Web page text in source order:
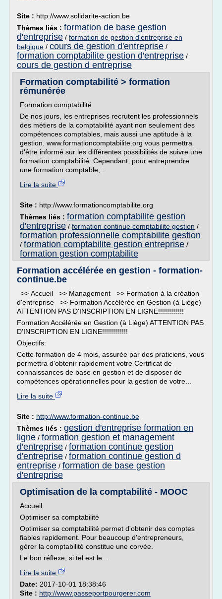
Site : http://www.solidarite-action.be
Thèmes liés : formation de base gestion
d'entreprise / formation de gestion d'entreprise en
belgique / cours de gestion d'entreprise /
formation comptabilite gestion d'entreprise /
cours de gestion d entreprise
Formation comptabilité > formation
rémunérée
Formation comptabilité
De nos jours, les entreprises recrutent les professionnels
des métiers de la comptabilité ayant non seulement des
compétences comptables, mais aussi une aptitude à la
gestion. www.formationcomptabilite.org vous permettra
d'être informé sur les différentes possibilités de suivre une
formation comptabilité. Cependant, pour entreprendre
une formation comptable,...
Lire la suite
Site : http://www.formationcomptabilite.org
Thèmes liés : formation comptabilite gestion
d'entreprise / formation continue comptabilite gestion /
formation professionnelle comptabilite gestion
/ formation comptabilite gestion entreprise /
formation gestion comptabilite
Formation accélérée en gestion - formation-
continue.be
>> Accueil >> Management >> Formation à la création
d'entreprise >> Formation Accélérée en Gestion (à Liège)
ATTENTION PAS D'INSCRIPTION EN LIGNE!!!!!!!!!!!!!
Formation Accélérée en Gestion (à Liège) ATTENTION PAS
D'INSCRIPTION EN LIGNE!!!!!!!!!!!!!
Objectifs:
Cette formation de 4 mois, assurée par des praticiens, vous
permettra d'obtenir rapidement votre Certificat de
connaissances de base en gestion et de disposer de
compétences opérationnelles pour la gestion de votre...
Lire la suite
Site : http://www.formation-continue.be
Thèmes liés : gestion d'entreprise formation en
ligne / formation gestion et management
d'entreprise / formation continue gestion
d'entreprise / formation continue gestion d
entreprise / formation de base gestion
d'entreprise
Optimisation de la comptabilité - MOOC
Accueil
Optimiser sa comptabilité
Optimiser sa comptabilité permet d'obtenir des comptes
fiables rapidement. Pour beaucoup d'entrepreneurs,
gérer la comptabilité constitue une corvée.
Le bon réflexe, si tel est le...
Lire la suite
Date: 2017-10-01 18:38:46
Site : http://www.passeportpourgerer.com